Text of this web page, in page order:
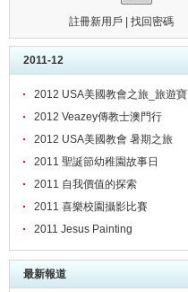
註冊新用戶 找回密碼
2011-12
2012 USA美國教會之旅_旅遊寶
2012 Veazey傳教士澳門行
2012 USA美國教會 暑期之旅
2011 聖誕節幼稚園故事日
2011 自我價值的探索
2011 喜樂校園攝影比賽
2011 Jesus Painting
最新報道